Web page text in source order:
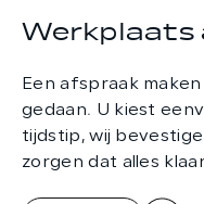
Werkplaats
Een afspraak
gedaan. U kiest
tijdstip, wij
zorgen dat alles